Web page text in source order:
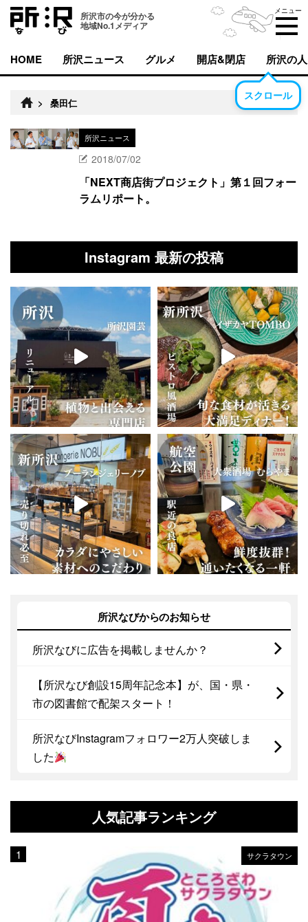
所沢市の今が分かる
地域No.1メディア
メニュー
HOME 所沢ニュース グルメ 開店&閉店 所沢の人
スクロール
> 桑田仁
所沢ニュース
2018/07/02
「NEXT商店街プロジェクト」第１回フォー
ラムリポート。
Instagram 最新の投稿
所沢なびからのお知らせ
所沢なびに広告を掲載しませんか？
【所沢なび創設15周年記念本】が、国・県・
市の図書館で配架スタート！
所沢なびInstagramフォロワー2万人突破しま
した
人気記事ランキング
サクラタウン